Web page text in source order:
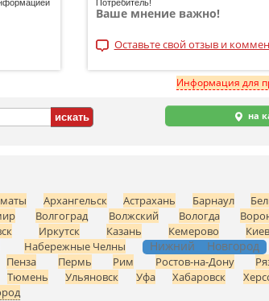
Потребитель!
Ваше мнение важно!
Оставьте свой отзыв и
Информация для
на
Архангельск Астрахань Барнаул
Волгоград Волжский Вологда
Иркутск Казань Кемерово Киев
Набережные Челны Нижний Новгород
Пенза Пермь Рим Ростов-на-Дону
Тюмень Ульяновск Уфа Хабаровск